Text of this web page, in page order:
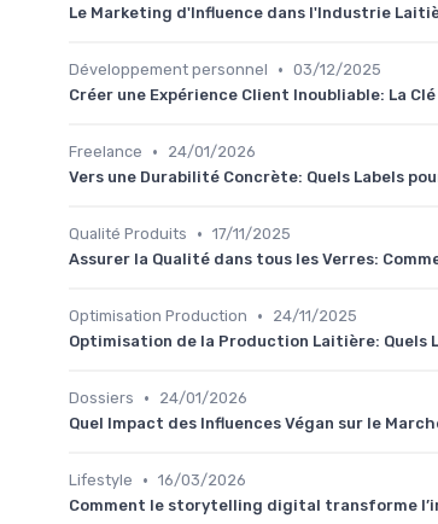
Le Marketing d'Influence dans l'Industrie
Développement personnel • 03/12/2025
Créer une Expérience Client Inoubliable: La
Freelance •
24/01/2026
Vers une Durabilité Concrète: Quels Labels
Qualité Produits • 17/11/2025
Assurer la Qualité dans tous les Verres:
Optimisation Production •
24/11/2025
Optimisation de la Production Laitière: Quels
Dossiers •
24/01/2026
Quel Impact des Influences Végan sur le
Lifestyle • 16/03/2026
Comment le storytelling digital transforme